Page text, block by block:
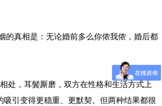
的真相是：无论婚前多么你侬我侬，婚后都
处，耳鬓厮磨，双方在性格和生活方式上
引变得更稳重、更默契。但两种结果都很